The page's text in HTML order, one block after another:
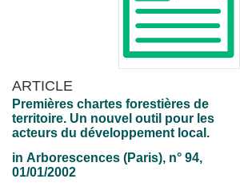
ARTICLE
Premières chartes forestières de
territoire. Un nouvel outil pour les
acteurs du développement local.
in Arborescences (Paris), n° 94,
01/01/2002